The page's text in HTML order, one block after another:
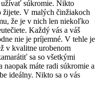
užívať súkromie. Nikto
V malých činžiakoch
že je v nich len niekoľko
Každý vás a váš
nie je príjemné. V tehle je
v kvalitne urobenom
sa so všetkými
máte radi súkromie a
ideálny. Nikto sa o vás